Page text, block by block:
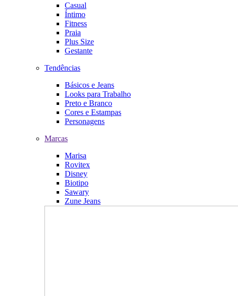
Casual
Íntimo
Fitness
Praia
Plus Size
Gestante
Tendências
Básicos e Jeans
Looks para Trabalho
Preto e Branco
Cores e Estampas
Personagens
Marcas
Marisa
Rovitex
Disney
Biotipo
Sawary
Zune Jeans